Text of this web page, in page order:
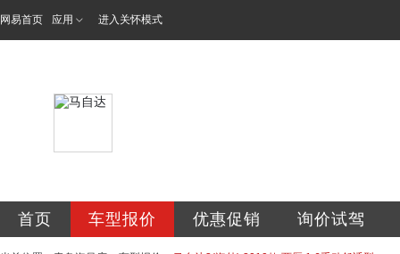
网易首页 应用 进入关怀模式
首页 车型报价 优惠促销 询价试驾